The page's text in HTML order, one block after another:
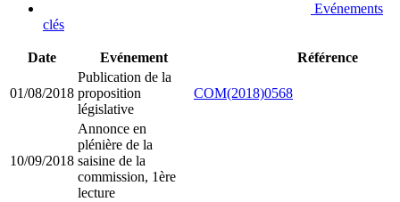
Evénements
clés
Date Evénement Référence
01/08/2018
Publication de la
proposition
législative
COM(2018)0568
10/09/2018
Annonce en
plénière de la
saisine de la
commission, 1ère
lecture